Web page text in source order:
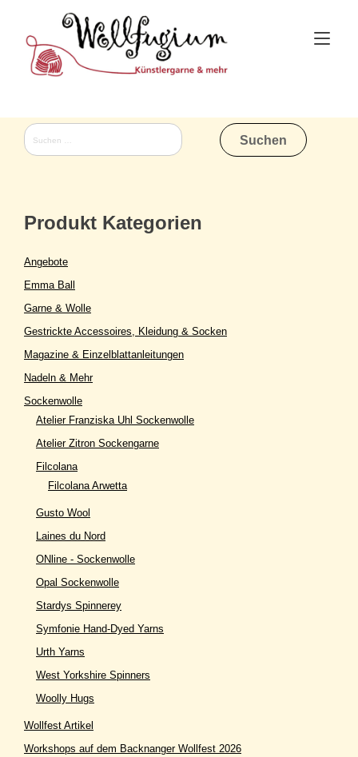
content
Suchen
nach:
Produkt Kategorien
Angebote
Emma Ball
Garne & Wolle
Gestrickte Accessoires, Kleidung & Socken
Magazine & Einzelblattanleitungen
Nadeln & Mehr
Sockenwolle
Atelier Franziska Uhl Sockenwolle
Atelier Zitron Sockengarne
Filcolana
Filcolana Arwetta
Gusto Wool
Laines du Nord
ONline - Sockenwolle
Opal Sockenwolle
Stardys Spinnerey
Symfonie Hand-Dyed Yarns
Urth Yarns
West Yorkshire Spinners
Woolly Hugs
Wollfest Artikel
Workshops auf dem Backnanger Wollfest 2026